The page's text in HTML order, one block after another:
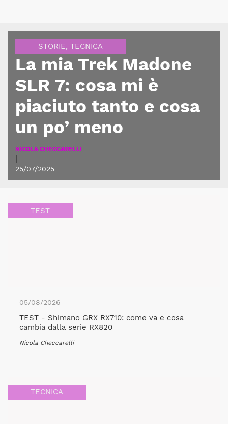
STORIE, TECNICA
La mia Trek Madone
SLR 7: cosa mi è
piaciuto tanto e cosa
un po’ meno
NICOLA CHECCARELLI
25/07/2025
TEST
05/08/2026
TEST - Shimano GRX RX710: come va e cosa
cambia dalla serie RX820
Nicola Checcarelli
TECNICA